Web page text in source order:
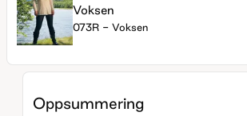
Voksen
073R - Voksen
Oppsummering